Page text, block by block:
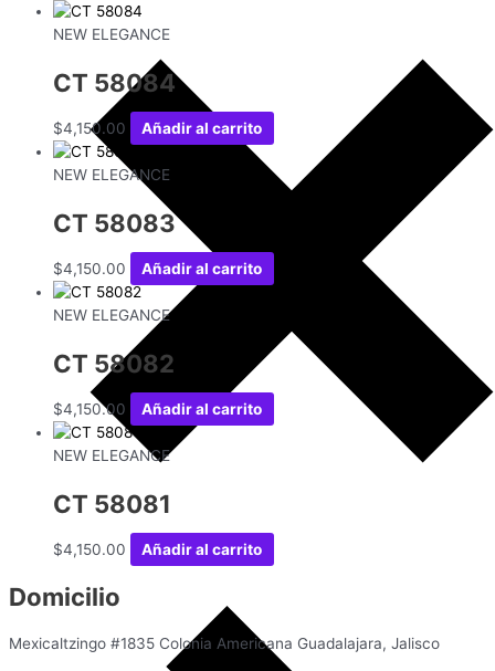
NEW ELEGANCE
CT 58084
$4,150.00 Añadir al carrito
NEW ELEGANCE
CT 58083
$4,150.00 Añadir al carrito
NEW ELEGANCE
CT 58082
$4,150.00 Añadir al carrito
NEW ELEGANCE
CT 58081
$4,150.00 Añadir al carrito
Domicilio
Mexicaltzingo #1835 Colonia Americana Guadalajara, Jalisco